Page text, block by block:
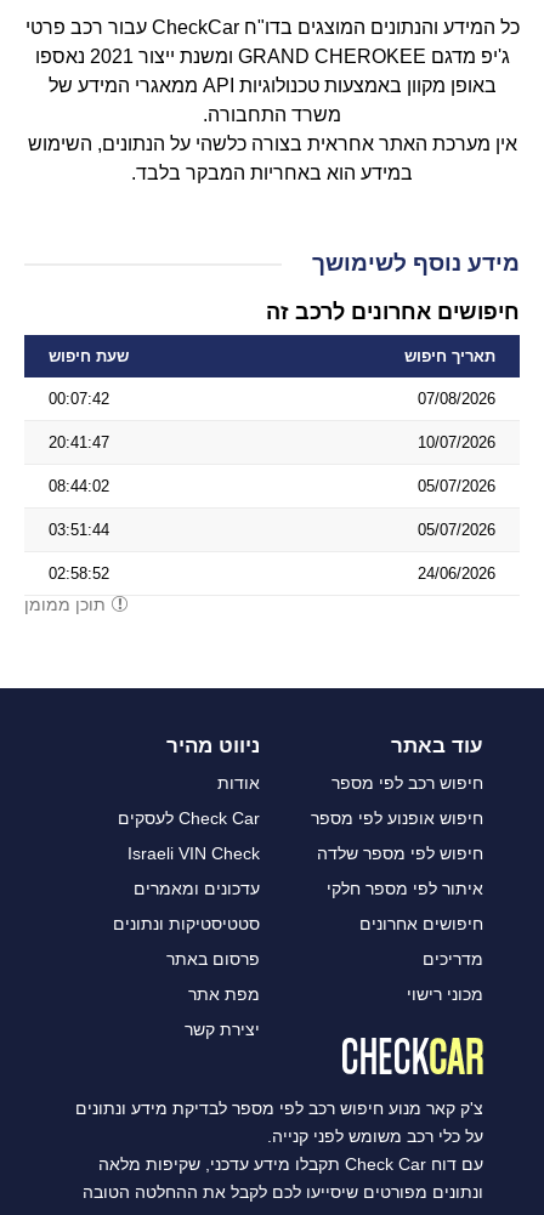
כל המידע והנתונים המוצגים בדו"ח CheckCar עבור רכב פרטי
ג'יפ מדגם GRAND CHEROKEE ומשנת ייצור 2021 נאספו
באופן מקוון באמצעות טכנולוגיות API ממאגרי המידע של
משרד התחבורה.
אין מערכת האתר אחראית בצורה כלשהי על הנתונים, השימוש
במידע הוא באחריות המבקר בלבד.
מידע נוסף לשימושך
חיפושים אחרונים לרכב זה
תאריך חיפוש שעת חיפוש
07/08/2026
00:07:42
10/07/2026
20:41:47
05/07/2026
08:44:02
05/07/2026
03:51:44
24/06/2026
02:58:52
תוכן ממומן
עוד באתר
חיפוש רכב לפי מספר
חיפוש אופנוע לפי מספר
חיפוש לפי מספר שלדה
איתור לפי מספר חלקי
חיפושים אחרונים
מדריכים
מכוני רישוי
ניווט מהיר
אודות
Check Car לעסקים
Israeli VIN Check
עדכונים ומאמרים
סטטיסטיקות ונתונים
פרסום באתר
מפת אתר
יצירת קשר
צ'ק קאר מנוע חיפוש רכב לפי מספר לבדיקת מידע ונתונים
על כלי רכב משומש לפני קנייה.
עם דוח Check Car תקבלו מידע עדכני, שקיפות מלאה
ונתונים מפורטים שיסייעו לכם לקבל את ההחלטה הטובה